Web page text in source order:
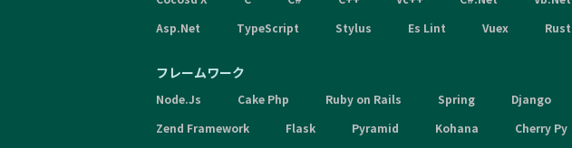
Asp.Net
TypeScript Stylus Es Lint Vuex Rust
フレームワーク
Node.Js Cake Php Ruby on Rails Spring Django
Zend Framework
Flask Pyramid Kohana Cherry Py